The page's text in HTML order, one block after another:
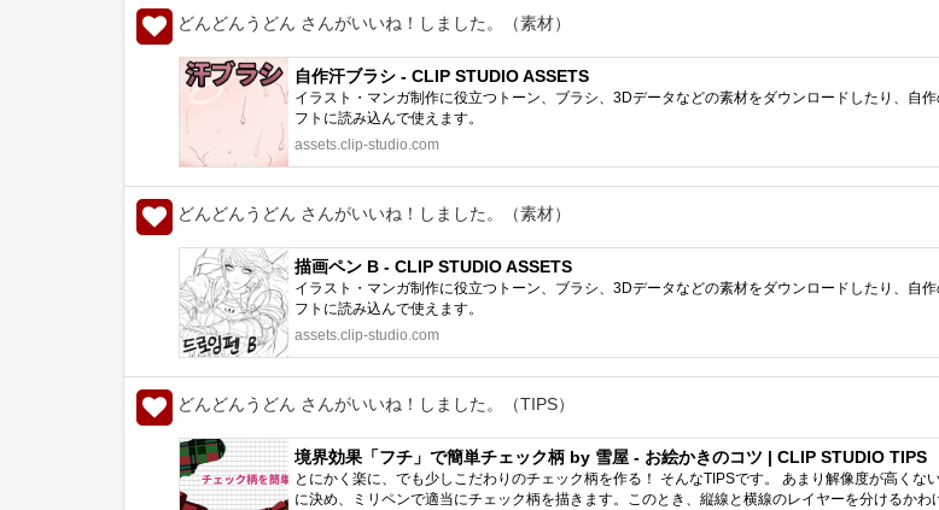
どんどんうどん さんがいいね！しました。（素材）
自作汗ブラシ - CLIP STUDIO ASSETS
イラスト・マンガ制作に役立つトーン、ブラシ、3Dデータなどの素材をダウンロードしたり、自
フトに読み込んで使えます。
assets.clip-studio.com
どんどんうどん さんがいいね！しました。（素材）
描画ペン B - CLIP STUDIO ASSETS
イラスト・マンガ制作に役立つトーン、ブラシ、3Dデータなどの素材をダウンロードしたり、自
フトに読み込んで使えます。
assets.clip-studio.com
どんどんうどん さんがいいね！しました。（TIPS）
境界効果「フチ」で簡単チェック柄 by 雪屋 - お絵かきのコツ | CLIP STUDIO TIPS
とにかく楽に、でも少しこだわりのチェック柄を作る！ そんなTIPSです。 あまり解像度が高く
に決め、ミリペンで適当にチェック柄を描きます。このとき、縦線と横線のレイヤーを分けるか